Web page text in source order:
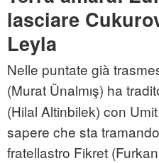
lasciare
Leyla
Nelle puntate già
(Murat Ünalmış) ha
(Hilal Altinbilek) con
sapere che sta
fratellastro Fikret